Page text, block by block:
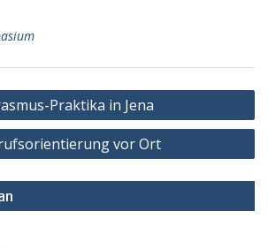
Praktika in Jena
vor Ort